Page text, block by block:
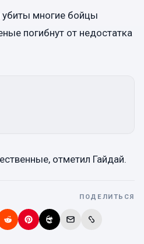
убиты многие бойцы
погибнут от недостатка
отметил Гайдай.
ПОДЕЛИТЬСЯ